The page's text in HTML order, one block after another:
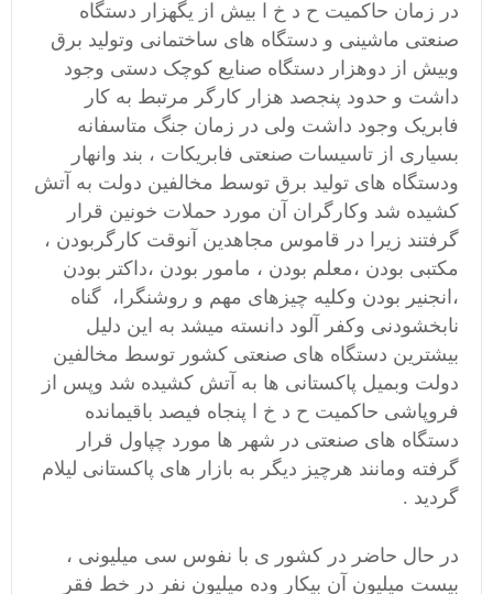
در زمان حاکمیت ح د خ ا بیش از یگهزار دستگاه
صنعتی ماشینی و دستگاه های ساختمانی وتولید برق
وبیش از دوهزار دستگاه صنایع کوچک دستی وجود
داشت و حدود پنجصد هزار کارگر مرتبط به کار
فابریک وجود داشت ولی در زمان جنگ متاسفانه
بسیاری از تاسیسات صنعتی فابریکات ، بند وانهار
ودستگاه های تولید برق توسط مخالفین دولت به آتش
کشیده شد وکارگران آن مورد حملات خونین قرار
گرفتند زیرا در قاموس مجاهدین آنوقت کارگربودن ،
مکتبی بودن ،معلم بودن ، مامور بودن ،داکتر بودن
،انجنیر بودن وکلیه چیزهای مهم و روشنگرا، گناه
نابخشودنی وکفر آلود دانسته میشد به این دلیل
بیشترین دستگاه های صنعتی کشور توسط مخالفین
دولت وبمیل پاکستانی ها به آتش کشیده شد وپس از
فروپاشی حاکمیت ح د خ ا پنجاه فیصد باقیمانده
دستگاه های صنعتی در شهر ها مورد چپاول قرار
گرفته ومانند هرچیز دیگر به بازار های پاکستانی لیلام
گردید .
در حال حاضر در کشور ی با نفوس سی میلیونی ،
بیست میلیون آن بیکار وده میلیون نفر در خط فقر